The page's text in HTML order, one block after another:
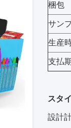
梱包
サン
生産
支払
スタ
設計